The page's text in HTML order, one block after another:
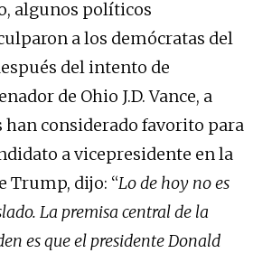
algunos políticos
a los demócratas del
del intento de
de Ohio J.D. Vance, a
han considerado favorito para
a vicepresidente en la
Trump, dijo: “Lo de hoy no es
La premisa central de la
es que el presidente Donald